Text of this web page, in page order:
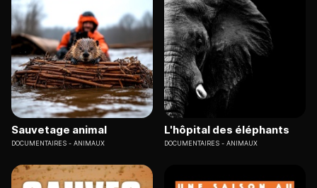
Sauvetage animal
DOCUMENTAIRES ANIMAUX
L'hôpital des éléphants
DOCUMENTAIRES ANIMAUX